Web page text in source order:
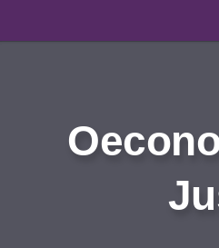
Для авторов